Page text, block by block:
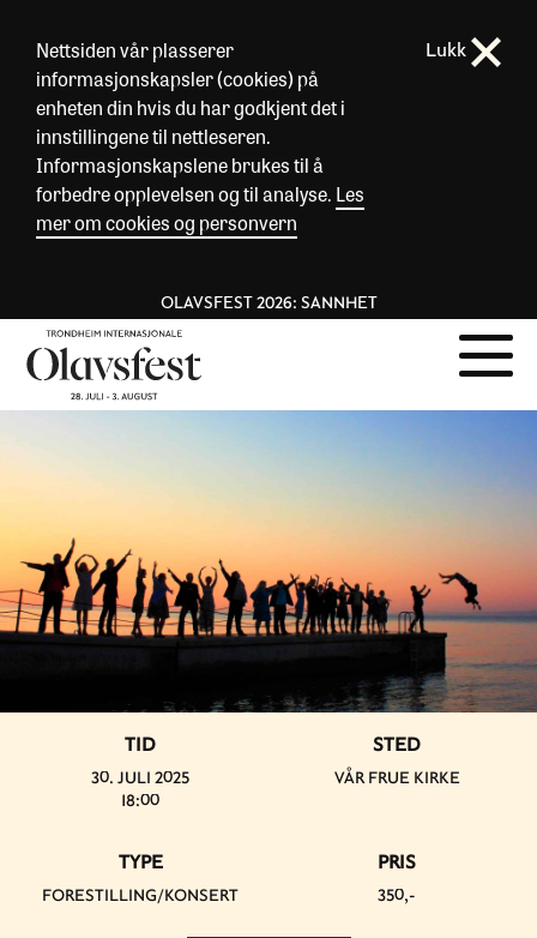
Nettsiden vår plasserer
informasjonskapsler (cookies) på
enheten din hvis du har godkjent det i
innstillingene til nettleseren.
Informasjonskapslene brukes til å
forbedre opplevelsen og til analyse. Les
mer om cookies og personvern
Lukk
OLAVSFEST 2026: SANNHET
TID
30. JULI 2025
18:00
STED
VÅR FRUE KIRKE
TYPE
FORESTILLING/KONSERT
PRIS
350,-